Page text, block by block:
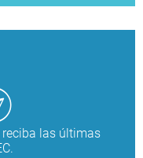
las últimas